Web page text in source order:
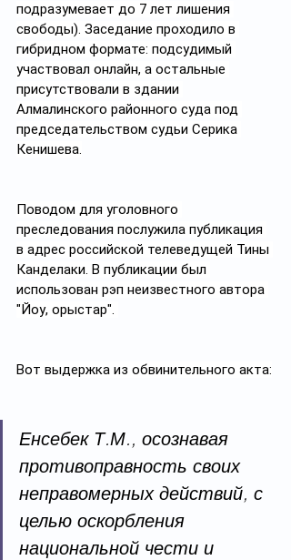
подразумевает до 7 лет лишения
свободы). Заседание проходило в
гибридном формате: подсудимый
участвовал онлайн, а остальные
присутствовали в здании
Алмалинского районного суда под
председательством судьи Серика
Кенишева.
Поводом для уголовного
преследования послужила публикация
в адрес российской телеведущей Тины
Канделаки. В публикации был
использован рэп неизвестного автора
"Йоу, орыстар".
Вот выдержка из обвинительного акта:
Енсебек Т.М., осознавая
противоправность своих
неправомерных действий, с
целью оскорбления
национальной чести и